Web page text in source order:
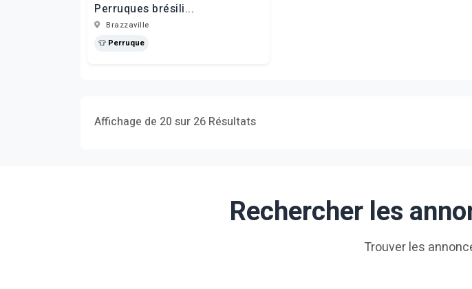
Perruques brésili...
Brazzaville
👕 Perruque
Affichage de 20 sur 26 Résultats
Rechercher les
Trouver les